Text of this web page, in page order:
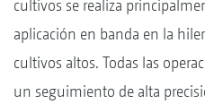
cultivos se realiza
aplicación en banda en la
cultivos altos. Todas las
un seguimiento de alta